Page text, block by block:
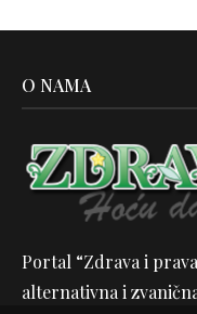
O NAMA
Portal “Zdrava i
alternativna i